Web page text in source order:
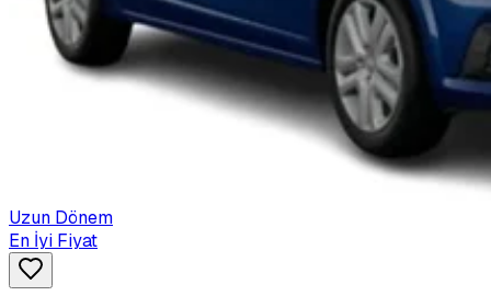
Uzun Dönem
En İyi Fiyat